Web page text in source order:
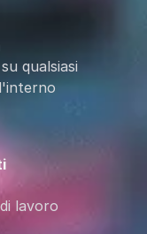
qualsiasi
lavoro